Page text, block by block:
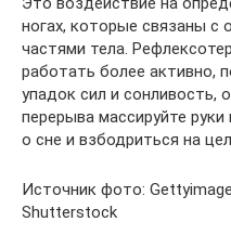
ногах, которые связаны с
частями тела.
работать более активно,
упадок сил и сонливость,
перерыва массируйте
о сне и взбодриться на
Источник фото:
Shutterstock